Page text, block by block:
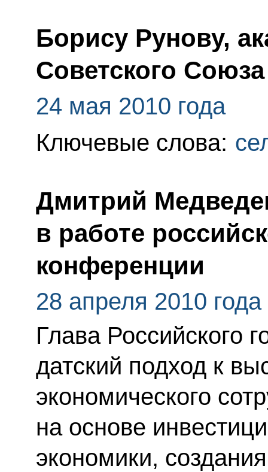
Борису Рунову,
Советского Союза
24 мая 2010 года
Ключевые слова:
Дмитрий
в работе
конференции
28 апреля 2010 года
Глава Российского
датский подход к
экономического
на основе
экономики,